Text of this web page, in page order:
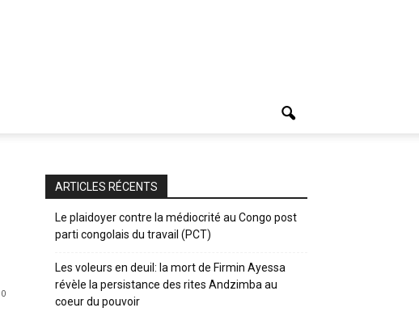
0
ARTICLES RÉCENTS
Le plaidoyer contre la médiocrité au Congo post
parti congolais du travail (PCT)
Les voleurs en deuil: la mort de Firmin Ayessa
révèle la persistance des rites Andzimba au
coeur du pouvoir